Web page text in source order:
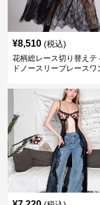
¥8,510 (税込)
花柄総レース切り替えテ
ドノースリーブレースワ